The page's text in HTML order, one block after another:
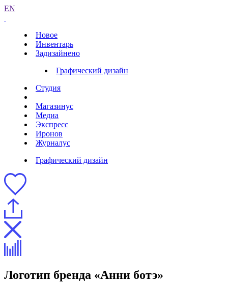
EN
Новое
Инвентарь
Задизайнено
Графический дизайн
Студия
Магазинус
Медиа
Экспресс
Иронов
Журналус
Графический дизайн
Логотип бренда «Анни ботэ»